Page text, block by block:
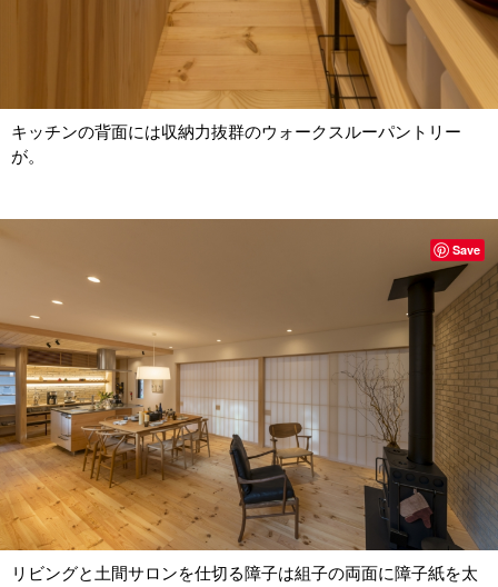
キッチンの背面には収納力抜群のウォークスルーパントリー
が。
リビングと土間サロンを仕切る障子は組子の両面に障子紙を太
Save